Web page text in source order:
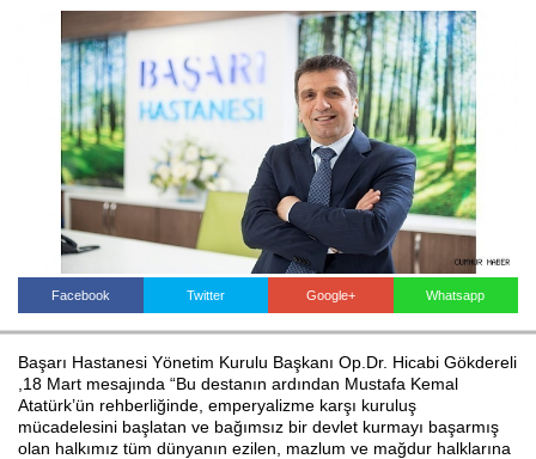
Facebook Twitter Google+ Whatsapp
Başarı Hastanesi Yönetim Kurulu Başkanı Op.Dr. Hicabi Gökdereli
,18 Mart mesajında “Bu destanın ardından Mustafa Kemal
Atatürk’ün rehberliğinde, emperyalizme karşı kuruluş
mücadelesini başlatan ve bağımsız bir devlet kurmayı başarmış
olan halkımız tüm dünyanın ezilen, mazlum ve mağdur halklarına
FOTO GALERİ
VİDEO GALERİ
KÜNYE
İLETİŞİM